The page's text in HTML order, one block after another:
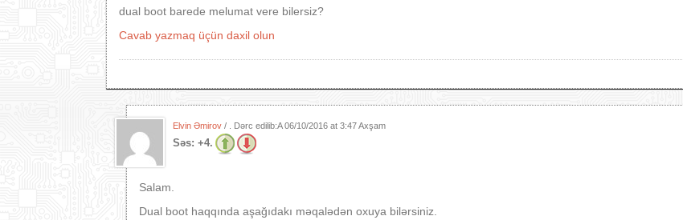
dual boot barede melumat vere bilersiz?
Cavab yazmaq üçün daxil olun
Elvin Əmirov / . Dərc edilib:A06/10/2016 at 3:47 Axşam
Səs: +4.
Salam.
Dual boot haqqında aşağıdakı məqalədən oxuya bilərsiniz.